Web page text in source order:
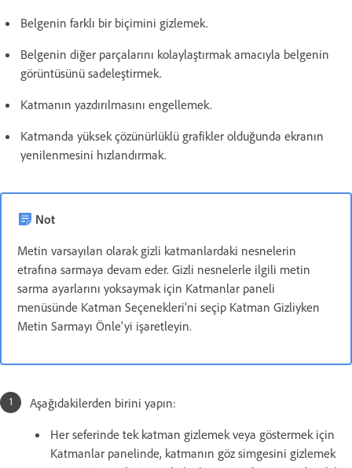
Belgenin farklı bir biçimini gizlemek.
Belgenin diğer parçalarını kolaylaştırmak amacıyla belgenin
görüntüsünü sadeleştirmek.
Katmanın yazdırılmasını engellemek.
Katmanda yüksek çözünürlüklü grafikler olduğunda ekranın
yenilenmesini hızlandırmak.
Not
Metin varsayılan olarak gizli katmanlardaki nesnelerin
etrafına sarmaya devam eder. Gizli nesnelerle ilgili metin
sarma ayarlarını yoksaymak için Katmanlar paneli
menüsünde Katman Seçenekleri'ni seçip Katman Gizliyken
Metin Sarmayı Önle'yi işaretleyin.
Aşağıdakilerden birini yapın:
Her seferinde tek katman gizlemek veya göstermek için
Katmanlar panelinde, katmanın göz simgesini gizlemek